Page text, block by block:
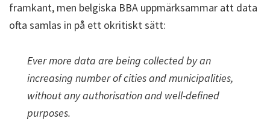
framkant, men belgiska BBA uppmärksammar att data
ofta samlas in på ett okritiskt sätt:
Ever more data are being collected by an
increasing number of cities and municipalities,
without any authorisation and well-defined
purposes.